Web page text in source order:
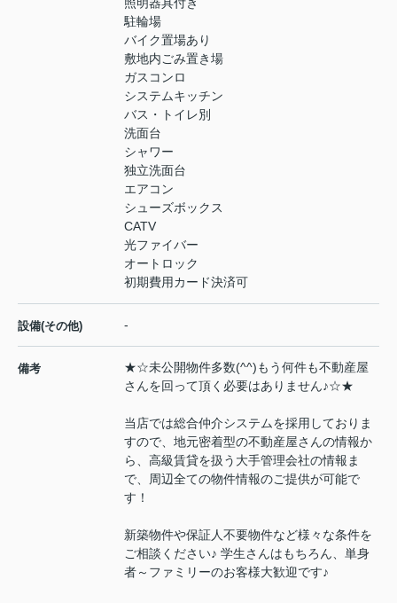
駐輪場
バイク置場あり
敷地内ごみ置き場
ガスコンロ
システムキッチン
バス・トイレ別
洗面台
シャワー
独立洗面台
エアコン
シューズボックス
CATV
光ファイバー
オートロック
初期費用カード決済可
設備(その他) -
備考
★☆未公開物件多数(^^)もう何件も不動産屋
さんを回って頂く必要はありません♪☆★
当店では総合仲介システムを採用しておりま
すので、地元密着型の不動産屋さんの情報か
ら、高級賃貸を扱う大手管理会社の情報ま
で、周辺全ての物件情報のご提供が可能で
す！
新築物件や保証人不要物件など様々な条件を
ご相談ください♪ 学生さんはもちろん、単身
者～ファミリーのお客様大歓迎です♪